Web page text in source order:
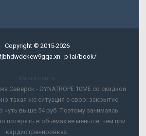
Copyright © 2015-2026
p1ai/book/
Карта сайта
Северск - DYNATROPE 10ME со скидкой
такая же ситуация с евро: закрытие
чуть выше 54 руб. Поэтому занимаясь
потерять в объемах не меньше, чем при
кардиотренировках.